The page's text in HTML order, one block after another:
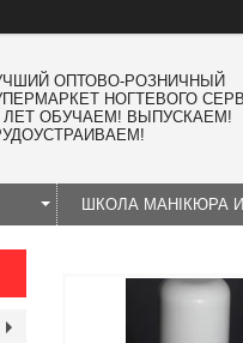
ОПТОВО-РОЗНИЧНЫЙ
НОГТЕВОГО
ЛЕТ ОБУЧАЕМ! ВЫПУСКАЕМ!
ШКОЛА МАНІКЮРА